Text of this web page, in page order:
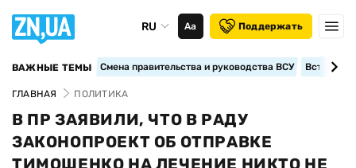
RU Аа Поддержать
ВАЖНЫЕ ТЕМЫ Смена правительства и руководства ВСУ
ГЛАВНАЯ ПОЛИТИКА
В ПР ЗАЯВИЛИ, ЧТО В РАДУ
ЗАКОНОПРОЕКТ ОБ ОТПРАВКЕ
ТИМОШЕНКО НА ЛЕЧЕНИЕ НИКТО НЕ